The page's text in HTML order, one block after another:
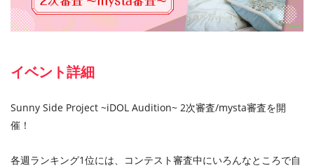
イベント詳細
Sunny Side Project ~iDOL Audition~ 2次審査/mysta審査を開
催！
各週ランキング1位には、コンテスト審査中にいろんなところで自